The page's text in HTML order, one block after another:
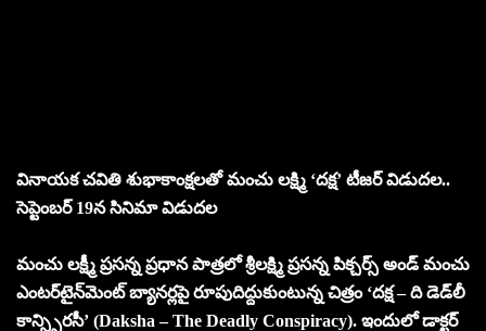
వినాయక చవితి శుభాకాంక్షలతో మంచు లక్ష్మి ‘దక్ష’ టీజర్ విడుదల..
సెప్టెంబర్ 19న సినిమా విడుదల
మంచు లక్ష్మీ ప్రసన్న ప్రధాన పాత్రలో శ్రీలక్ష్మి ప్రసన్న పిక్చర్స్ అండ్ మంచు
ఎంటర్‌టైన్‌మెంట్ బ్యానర్లపై రూపుదిద్దుకుంటున్న చిత్రం ‘దక్ష – ది డెడ్‌లీ
కాన్స్పిరసీ’ (Daksha – The Deadly Conspiracy). ఇందులో డాక్టర్